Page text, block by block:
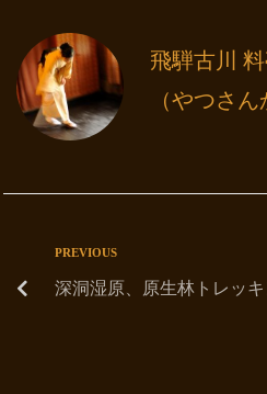
飛騨古川
（やつさん
PREVIOUS
深洞湿原、原生林トレッ